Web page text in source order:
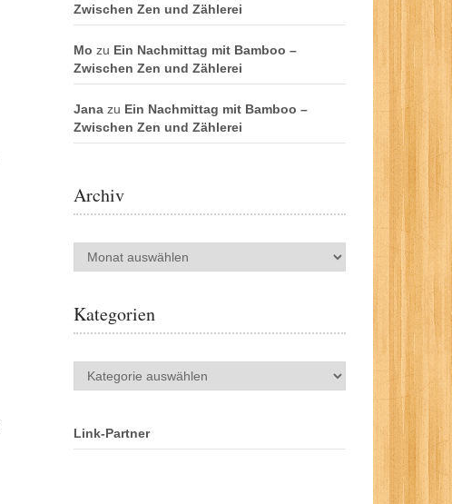
Zwischen Zen und Zählerei
Mo zu Ein Nachmittag mit Bamboo –
Zwischen Zen und Zählerei
Jana zu Ein Nachmittag mit Bamboo –
Zwischen Zen und Zählerei
Archiv
Archiv
Kategorien
Kategorien
Link-Partner